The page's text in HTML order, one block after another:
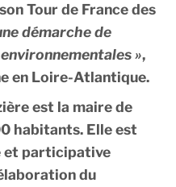
Tour de France des
démarche de
»,
en Loire-Atlantique.
est la maire de
habitants. Elle est
et participative
du